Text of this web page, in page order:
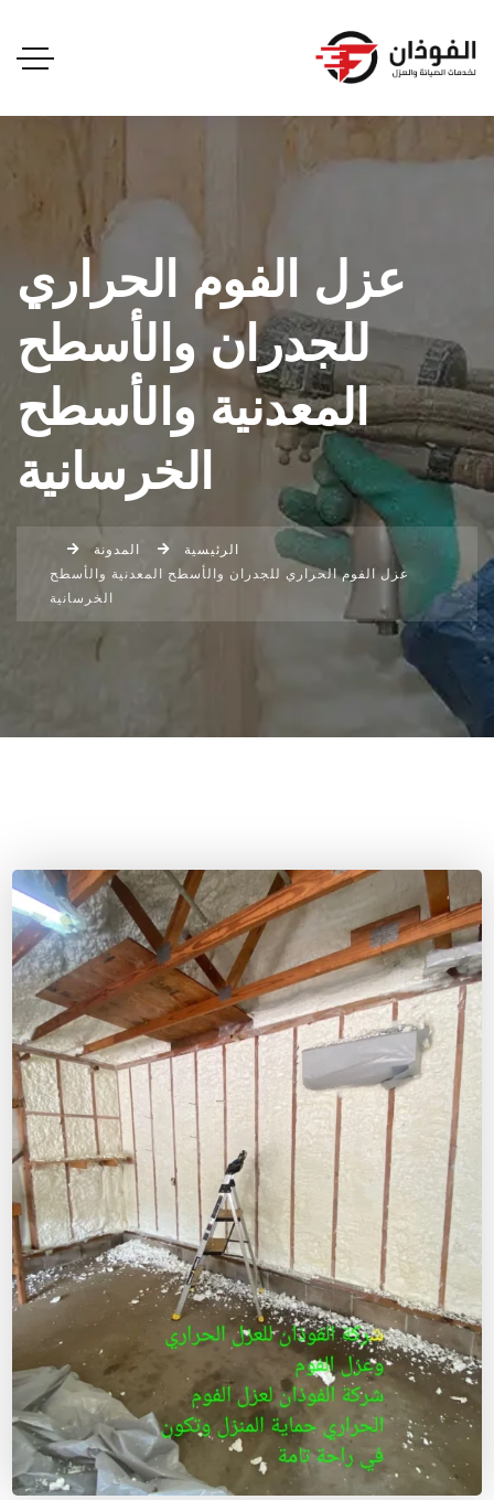
عزل الفوم الحراري
للجدران والأسطح
المعدنية والأسطح
الخرسانية
الرئيسية
المدونة
عزل الفوم الحراري للجدران والأسطح المعدنية والأسطح
الخرسانية